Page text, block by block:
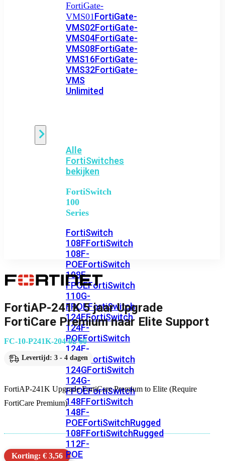
FortiGate-
VMS01FortiGate-
VMS02FortiGate-
VMS04FortiGate-
VMS08FortiGate-
VMS16FortiGate-
VMS32FortiGate-
VMS
Unlimited
Alle
FortiSwitches
bekijken
FortiSwitch
100
Series
FortiSwitch
108FFortiSwitch
108F-
POEFortiSwitch
108F-
FPOEFortiSwitch
110G-
FPOEFortiSwitch
124FFortiSwitch
124F-
POEFortiSwitch
124F-
FPOE FortiSwitch
124GFortiSwitch
124G-
FPOEFortiSwitch
148FFortiSwitch
148F-
POEFortiSwitchRugged
108FFortiSwitchRugged
112F-
POE
FortiAP-241K 5 jaar Upgrade
FortiCare Premium naar Elite Support
FC-10-P241K-204-02-60
Levertijd: 3 - 4 dagen
FortiAP-241K Upgrade FortiCare Premium to Elite (Require
FortiCare Premium)
Korting: € 3,56